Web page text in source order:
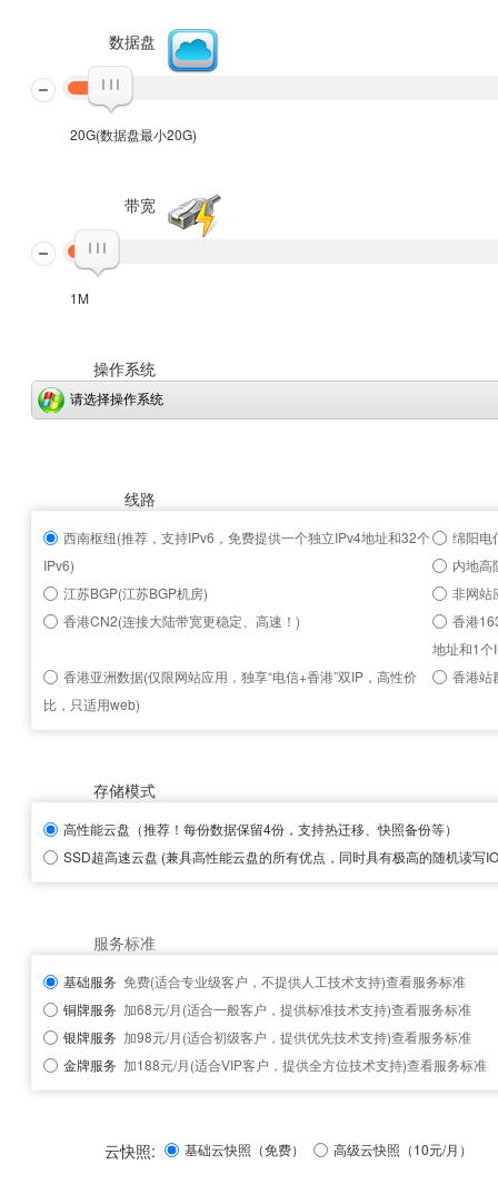
数据盘
20G(数据盘最小20G)
带宽
1M
操作系统
请选择操作系统
线路
西南枢纽(推荐，支持IPv6，免费提供一个独立IPv4地址和32个
IPv6)
绵阳电
内地高
江苏BGP(江苏BGP机房)
非网站
香港CN2(连接大陆带宽更稳定、高速！)
香港
地址和1个
香港亚洲数据(仅限网站应用，独享“电信+香港”双IP，高性价
比，只适用web)
香港站
存储模式
高性能云盘 （推荐！每份数据保留4份，支持热迁移、快照备份等）
SSD超高速云盘 (兼具高性能云盘的所有优点，同时具有极高的随机读写
服务标准
基础服务 免费(适合专业级客户，不提供人工技术支持)查看服务标准
铜牌服务 加68元/月(适合一般客户，提供标准技术支持)查看服务标准
银牌服务 加98元/月(适合初级客户，提供优先技术支持)查看服务标准
金牌服务 加188元/月(适合VIP客户，提供全方位技术支持)查看服务标准
云快照: 基础云快照（免费） 高级云快照（10元/月）